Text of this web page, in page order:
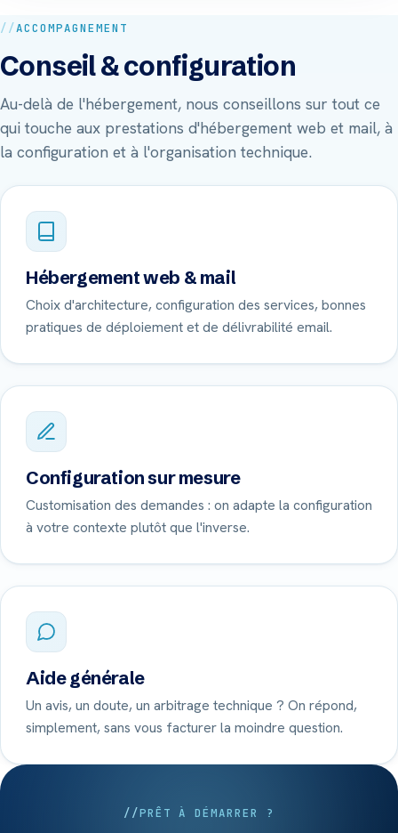
ACCOMPAGNEMENT
Conseil & configuration
Au-delà de l'hébergement, nous conseillons sur tout ce
qui touche aux prestations d'hébergement web et mail, à
la configuration et à l'organisation technique.
Hébergement web & mail
Choix d'architecture, configuration des services, bonnes
pratiques de déploiement et de délivrabilité email.
Configuration sur mesure
Customisation des demandes : on adapte la configuration
à votre contexte plutôt que l'inverse.
Aide générale
Un avis, un doute, un arbitrage technique ? On répond,
simplement, sans vous facturer la moindre question.
PRÊT À DÉMARRER ?